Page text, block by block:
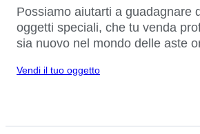
Possiamo aiutarti a guadagnare
oggetti speciali, che tu venda
sia nuovo nel mondo delle aste
Vendi il tuo oggetto